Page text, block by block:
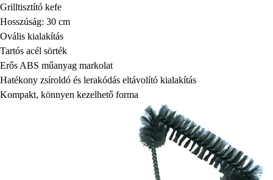
Grilltisztító kefe
Hosszúság: 30 cm
Ovális kialakítás
Tartós acél sörték
Erős ABS műanyag markolat
Hatékony zsíroldó és lerakódás eltávolító kialakítás
Kompakt, könnyen kezelhető forma